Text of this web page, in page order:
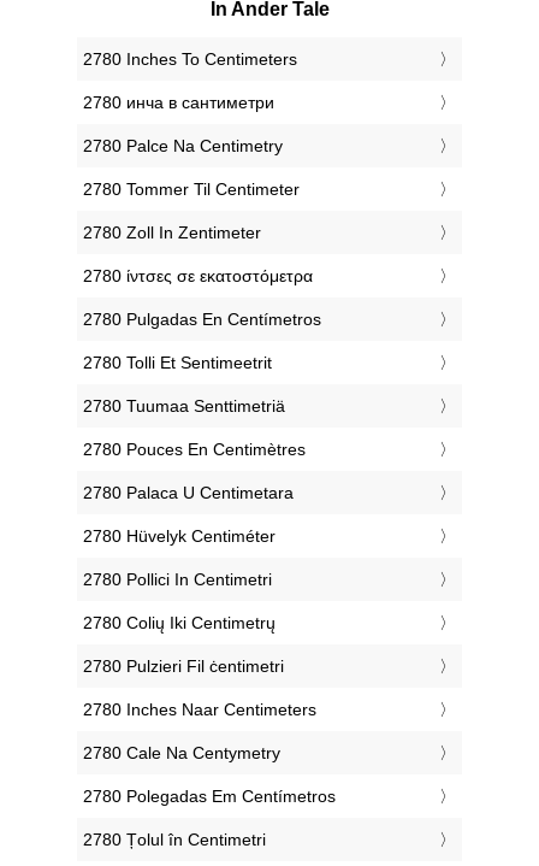
In Ander Tale
‎2780 Inches To Centimeters
‎2780 инча в сантиметри
‎2780 Palce Na Centimetry
‎2780 Tommer Til Centimeter
‎2780 Zoll In Zentimeter
‎2780 ίντσες σε εκατοστόμετρα
‎2780 Pulgadas En Centímetros
‎2780 Tolli Et Sentimeetrit
‎2780 Tuumaa Senttimetriä
‎2780 Pouces En Centimètres
‎2780 Palaca U Centimetara
‎2780 Hüvelyk Centiméter
‎2780 Pollici In Centimetri
‎2780 Colių Iki Centimetrų
‎2780 Pulzieri Fil ċentimetri
‎2780 Inches Naar Centimeters
‎2780 Cale Na Centymetry
‎2780 Polegadas Em Centímetros
‎2780 Țolul în Centimetri